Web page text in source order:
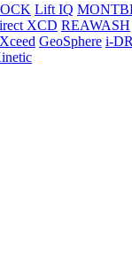
Lift IQ
XCD REAWASH
GeoSphere i-